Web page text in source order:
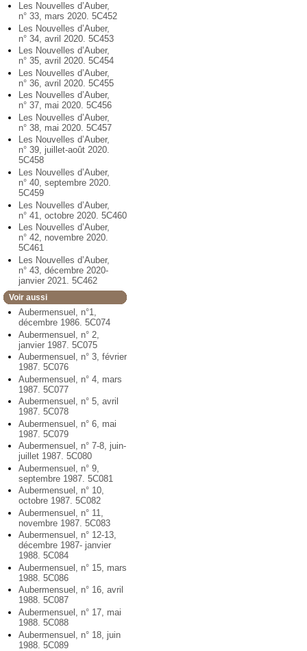
Les Nouvelles d’Auber,
n° 33, mars 2020. 5C452
Les Nouvelles d’Auber,
n° 34, avril 2020. 5C453
Les Nouvelles d’Auber,
n° 35, avril 2020. 5C454
Les Nouvelles d’Auber,
n° 36, avril 2020. 5C455
Les Nouvelles d’Auber,
n° 37, mai 2020. 5C456
Les Nouvelles d’Auber,
n° 38, mai 2020. 5C457
Les Nouvelles d’Auber,
n° 39, juillet-août 2020.
5C458
Les Nouvelles d’Auber,
n° 40, septembre 2020.
5C459
Les Nouvelles d’Auber,
n° 41, octobre 2020. 5C460
Les Nouvelles d’Auber,
n° 42, novembre 2020.
5C461
Les Nouvelles d’Auber,
n° 43, décembre 2020-
janvier 2021. 5C462
Voir aussi
Aubermensuel, n°1,
décembre 1986. 5C074
Aubermensuel, n° 2,
janvier 1987. 5C075
Aubermensuel, n° 3, février
1987. 5C076
Aubermensuel, n° 4, mars
1987. 5C077
Aubermensuel, n° 5, avril
1987. 5C078
Aubermensuel, n° 6, mai
1987. 5C079
Aubermensuel, n° 7-8, juin-
juillet 1987. 5C080
Aubermensuel, n° 9,
septembre 1987. 5C081
Aubermensuel, n° 10,
octobre 1987. 5C082
Aubermensuel, n° 11,
novembre 1987. 5C083
Aubermensuel, n° 12-13,
décembre 1987- janvier
1988. 5C084
Aubermensuel, n° 15, mars
1988. 5C086
Aubermensuel, n° 16, avril
1988. 5C087
Aubermensuel, n° 17, mai
1988. 5C088
Aubermensuel, n° 18, juin
1988. 5C089